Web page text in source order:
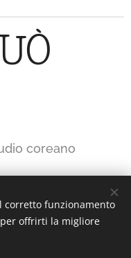
coreano
corretto funzionamento
offrirti la migliore